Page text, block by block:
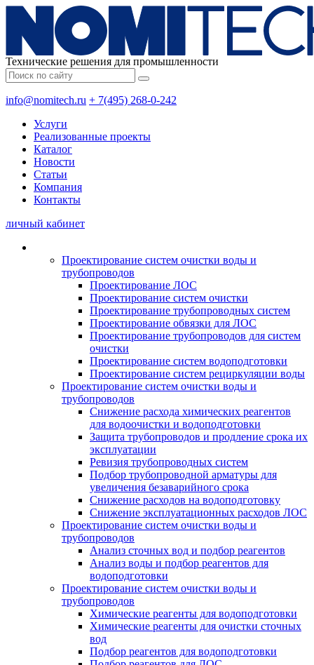
Технические решения для промышленности
info@nomitech.ru + 7(495) 268-0-242
Услуги
Реализованные проекты
Каталог
Новости
Статьи
Компания
Контакты
личный кабинет
Проектирование систем очистки воды и
трубопроводов
Проектирование ЛОС
Проектирование систем очистки
Проектирование трубопроводных систем
Проектирование обвязки для ЛОС
Проектирование трубопроводов для систем
очистки
Проектирование систем водоподготовки
Проектирование систем рециркуляции воды
Проектирование систем очистки воды и
трубопроводов
Снижение расхода химических реагентов
для водоочистки и водоподготовки
Защита трубопроводов и продление срока их
эксплуатации
Ревизия трубопроводных систем
Подбор трубопроводной арматуры для
увеличения безаварийного срока
Снижение расходов на водоподготовку
Снижение эксплуатационных расходов ЛОС
Проектирование систем очистки воды и
трубопроводов
Анализ сточных вод и подбор реагентов
Анализ воды и подбор реагентов для
водоподготовки
Проектирование систем очистки воды и
трубопроводов
Химические реагенты для водоподготовки
Химические реагенты для очистки сточных
вод
Подбор реагентов для водоподготовки